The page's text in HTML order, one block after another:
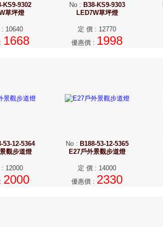
KS9-9302
草坪燈
10640
1668
No: B38-KS9-9303
LED7W草坪燈
定 價 : 12770
優惠價 : 1998
53-12-5364
觀步道燈
12000
2000
No: B188-53-12-5365
E27戶外景觀步道燈
定 價 : 14000
優惠價 : 2330